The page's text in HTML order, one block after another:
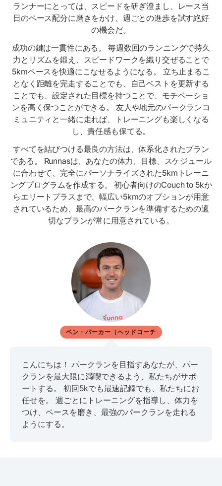
ランナーにとっては、スピードを研ぎ澄まし、レース当
日のペース配分に磨きをかけ、週ごとの進歩を試す絶好
の機会だ。
成功の鍵は一貫性にある。 毎週数回のランニングで持久
力とリズムを鍛え、スピードワークを織り交ぜることで
5kmペースを快適にこなせるようになる。 立ち止まるこ
となく距離を完走することでも、自己ベストを更新する
ことでも、設定された目標を持つことで、モチベーショ
ンを高く保つことができる。 友人や地元のパークランコ
ミュニティと一緒に走れば、トレーニングも楽しくなる
し、責任感も保てる。
すべてを結びつける最良の方法は、体系化されたプラン
である。 Runnasは、あなたの体力、目標、スケジュール
に合わせて、完全にパーソナライズされた5kmトレーニ
ングプログラムを作成する。 初心者向けのCouch to 5kか
らエリートプラスまで、幅広い5kmのオプションが用意
されているため、最高のパークランを準備するための適
切なプランが常に用意されている。
こんにちは！ パークランを目指すあなたが、パー
クランを最大限に満喫できるよう、私たちがサポ
ートする。 初回5kでも最速記録でも、私たちにお
任せを。 週ごとにトレーニングを指導し、体力を
つけ、ペースを磨き、最強のパークランを走れる
ようにする。
ベン・パーカー（ヘッドコーチ